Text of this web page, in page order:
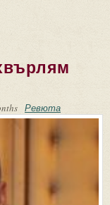
крива на мисълта...
Ревюта